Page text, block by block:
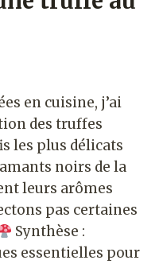
en cuisine, j’ai
des truffes
les plus délicats
noirs de la
leurs arômes
pas certaines
Synthèse :
essentielles pour